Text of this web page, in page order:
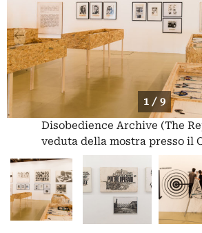
1 / 9
Disobedience Archive (The
veduta della mostra presso il
Rivoli, 2013